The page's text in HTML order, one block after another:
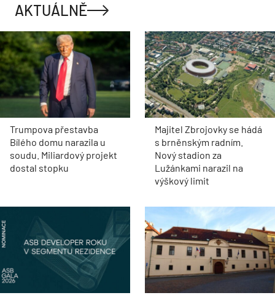
AKTUÁLNĚ
Trumpova přestavba
Bílého domu narazila u
soudu. Miliardový projekt
dostal stopku
Majitel Zbrojovky se hádá
s brněnským radním.
Nový stadion za
Lužánkami narazil na
výškový limit